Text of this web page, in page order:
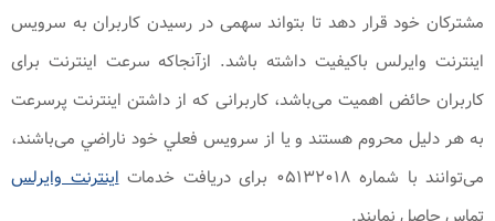
مشترکان خود قرار دهد تا بتواند سهمی در رسیدن کاربران به سرویس
اینترنت وایرلس باکیفیت داشته باشد. ازآنجاکه سرعت اینترنت برای
کاربران حائض اهمیت می‌باشد، کاربرانی كه از داشتن اینترنت پرسرعت
به هر دليل محروم هستند و يا از سرويس فعلي خود ناراضي می‌باشند،
می‌توانند با شماره ۰۵۱۳۲۰۱۸ برای دریافت خدمات
اینترنت وایرلس